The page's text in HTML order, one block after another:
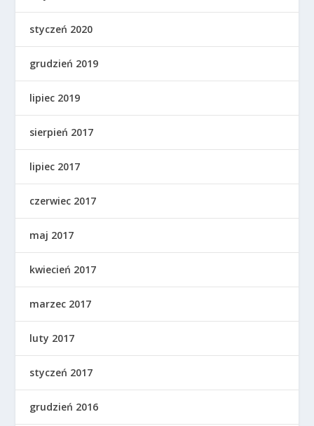
styczeń 2020
grudzień 2019
lipiec 2019
sierpień 2017
lipiec 2017
czerwiec 2017
maj 2017
kwiecień 2017
marzec 2017
luty 2017
styczeń 2017
grudzień 2016